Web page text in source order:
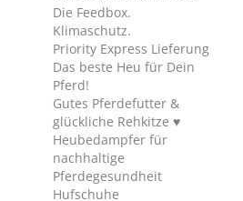
Die Feedbox.
Klimaschutz.
Priority Express Lieferung
Das beste Heu für Dein
Pferd!
Gutes Pferdefutter &
glückliche Rehkitze ♥
Heubedampfer für
nachhaltige
Pferdegesundheit
Hufschuhe